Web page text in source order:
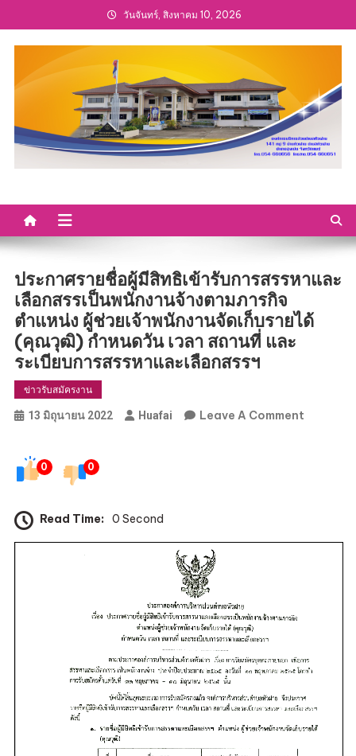
to
content
วันจันทร์, สิงหาคม 10, 2026
ประกาศรายชื่อผู้มีสิทธิเข้ารับการสรรหาและ
เลือกสรรเป็นพนักงานจ้างตามภารกิจ
ตำแหน่ง ผู้ช่วยเจ้าพนักงานจัดเก็บรายได้
(คุณวุฒิ) กำหนดวัน เวลา สถานที่ และ
ระเบียบการสรรหาและเลือกสรรฯ
ข่าวรับสมัครงาน
13 มิถุนายน 2022 Huafai Leave A CommentOn
เป็น
จ้าง
ตาม
0 0
Read Time: 0 Second